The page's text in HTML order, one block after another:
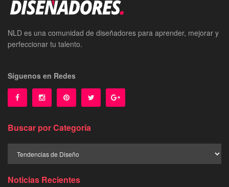
NLD es una comunidad de diseñadores para aprender, mejorar y
perfeccionar tu talento.
Síguenos en Redes
Buscar por Categoría
Noticias Recientes